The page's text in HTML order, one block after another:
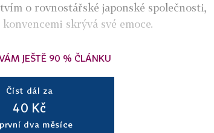
o rovnostářské japonské společnosti,
skrývá své emoce.
JEŠTĚ 90 % ČLÁNKU
Číst dál za
40 Kč
dva měsíce